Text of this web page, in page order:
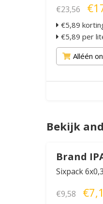
€23,56
€5,89
€5,89 per
Alléén
Bekijk
Brand
Sixpack
€9,58